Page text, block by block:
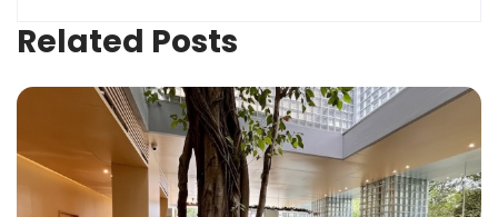
Related Posts